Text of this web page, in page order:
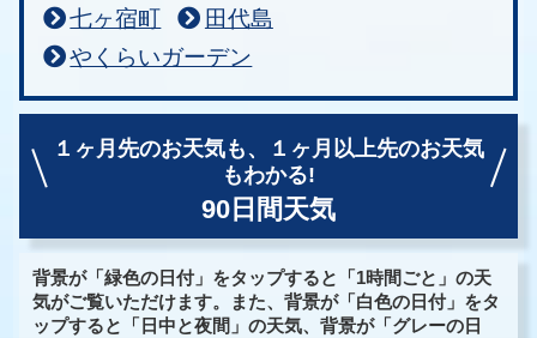
七ヶ宿町
田代島
やくらいガーデン
１ヶ月先のお天気も、
１ヶ月以上先のお天気
もわかる!
90日間天気
背景が「緑色の日付」をタップすると「1時間ごと」の天
気がご覧いただけます。また、背景が「白色の日付」をタ
ップすると「日中と夜間」の天気、背景が「グレーの日